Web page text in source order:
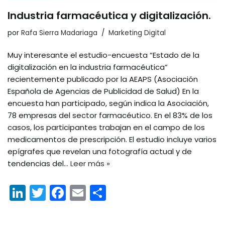
Industria farmacéutica y digitalización.
por Rafa Sierra Madariaga Marketing Digital
Muy interesante el estudio-encuesta “Estado de la
digitalización en la industria farmacéutica”
recientemente publicado por la AEAPS (Asociación
Española de Agencias de Publicidad de Salud) En la
encuesta han participado, según indica la Asociación,
78 empresas del sector farmacéutico. En el 83% de los
casos, los participantes trabajan en el campo de los
medicamentos de prescripción. El estudio incluye varios
epígrafes que revelan una fotografía actual y de
tendencias del… Leer más »
Li
n
T
w
F
a
E
m